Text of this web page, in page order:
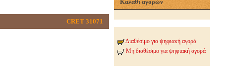
CRET 31071
Καλάθι αγορών
Διαθέσιμο για ψηφιακή αγορά
Μη διαθέσιμο για ψηφιακή αγορά